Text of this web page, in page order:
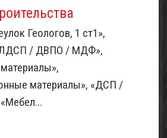
Геологов, 1 ст1»,
/ ДВПО / МДФ»,
материалы», «ДСП /